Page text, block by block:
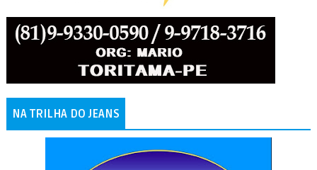
NA TRILHA DO JEANS